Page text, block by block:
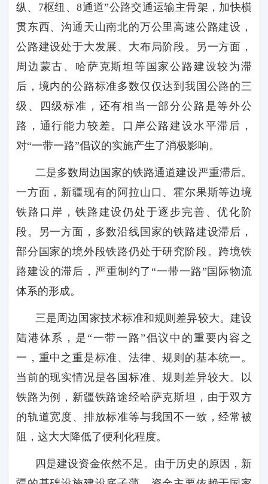
纵、 7枢纽、8通道”公路交通运输主骨架，加快横
贯东西、沟通天山南北的万公里高速公路建设，
公路建设处于大发展、大布局阶段。另一方面，
周边蒙古、哈萨克斯坦等国家公路建设较为滞
后，境内的公路标准多数仅仅达到我国公路的三
级、四级标准，还有相当一部分公路是等外公
路，通行能力较差。口岸公路建设水平滞后，
对“一带一路”倡议的实施产生了消极影响。
二是多数周边国家的铁路通道建设严重滞后。
一方面，新疆现有的阿拉山口、霍尔果斯等边境
铁路口岸，铁路建设仍处于逐步完善、优化阶
段。另一方面，多数沿线国家的铁路建设滞后，
部分国家的境外段铁路仍处于研究阶段。跨境铁
路建设的滞后，严重制约了 “一带一路”国际物流
体系的形成。
三是周边国家技术标准和规则差异较大。建设
陆港体系，是 “一带一路”倡议中的重要内容之
一，重中之重是标准、法律、规则的基本统一。
当前的现实情况是各国标准、规则差异较大。以
铁路为例，新疆铁路途经哈萨克斯坦，由于双方
的轨道宽度、排放标准等与我国不一致，经常被
阻，这大大降低了便利化程度。
四是建设资金依然不足。由于历史的原因，新